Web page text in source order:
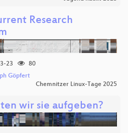
Research
23
80
Göpfert
Chemnitzer Linux-Tage 2025
wir sie aufgeben?